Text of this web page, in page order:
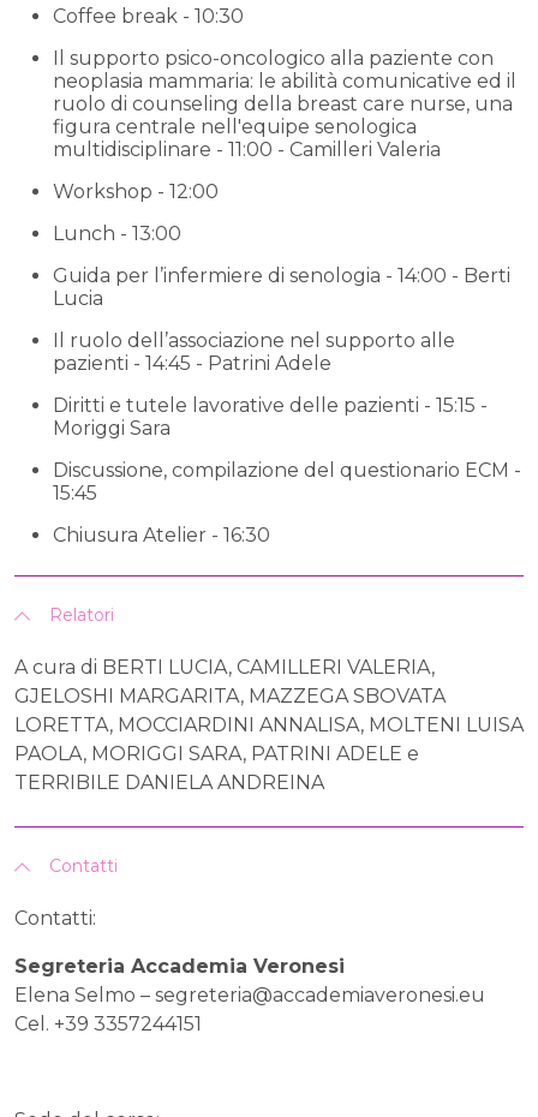
Coffee break - 10:30
Il supporto psico-oncologico alla paziente con
neoplasia mammaria: le abilità comunicative ed il
ruolo di counseling della breast care nurse, una
figura centrale nell'equipe senologica
multidisciplinare - 11:00 - Camilleri Valeria
Workshop - 12:00
Lunch - 13:00
Guida per l’infermiere di senologia - 14:00 - Berti
Lucia
Il ruolo dell’associazione nel supporto alle
pazienti - 14:45 - Patrini Adele
Diritti e tutele lavorative delle pazienti - 15:15 -
Moriggi Sara
Discussione, compilazione del questionario ECM -
15:45
Chiusura Atelier - 16:30
Relatori
A cura di BERTI LUCIA, CAMILLERI VALERIA,
GJELOSHI MARGARITA, MAZZEGA SBOVATA
LORETTA, MOCCIARDINI ANNALISA, MOLTENI LUISA
PAOLA, MORIGGI SARA, PATRINI ADELE e
TERRIBILE DANIELA ANDREINA
Contatti
Contatti:
Segreteria Accademia Veronesi
Elena Selmo – segreteria@accademiaveronesi.eu
Cel. +39 3357244151